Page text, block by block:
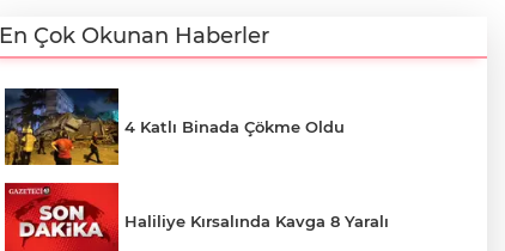
En Çok Okunan Haberler
4 Katlı Binada Çökme Oldu
Haliliye Kırsalında Kavga 8 Yaralı